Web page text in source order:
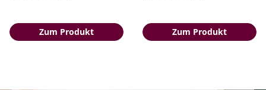
Zum Produkt Zum Produkt